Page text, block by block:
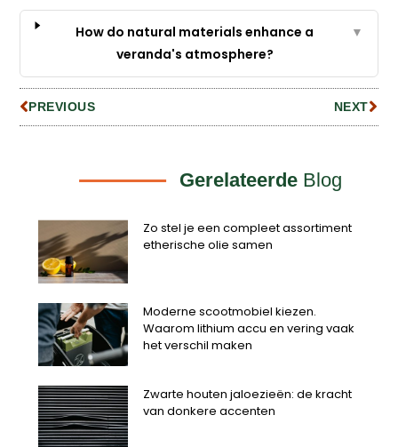
How do natural materials enhance a
veranda's atmosphere?
▼
PREVIOUS NEXT
Gerelateerde Blog
Zo stel je een compleet assortiment
etherische olie samen
Moderne scootmobiel kiezen.
Waarom lithium accu en vering vaak
het verschil maken
Zwarte houten jaloezieën: de kracht
van donkere accenten